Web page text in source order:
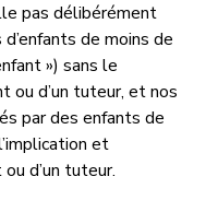
pas délibérément
de moins de
») sans le
ou d’un tuteur, et nos
par des enfants de
et
d’un tuteur.